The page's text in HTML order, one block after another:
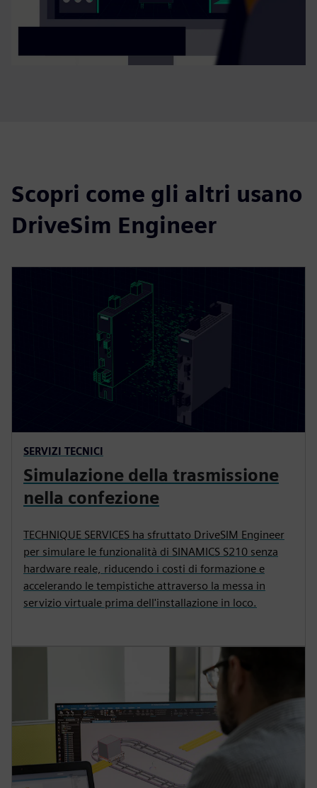
Scopri come gli altri usano
DriveSim Engineer
SERVIZI TECNICI
Simulazione della trasmissione
nella confezione
TECHNIQUE SERVICES ha sfruttato DriveSIM Engineer
per simulare le funzionalità di SINAMICS S210 senza
hardware reale, riducendo i costi di formazione e
accelerando le tempistiche attraverso la messa in
servizio virtuale prima dell'installazione in loco.